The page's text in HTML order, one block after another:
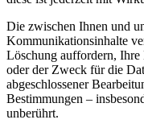
Die zwischen Ihnen und
Kommunikationsinhalte
Löschung auffordern,
oder der Zweck für die
abgeschlossener
Bestimmungen –
unberührt.